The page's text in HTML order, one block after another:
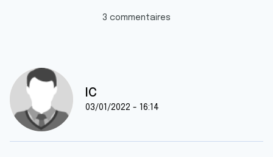
3 commentaires
IC
03/01/2022 - 16:14